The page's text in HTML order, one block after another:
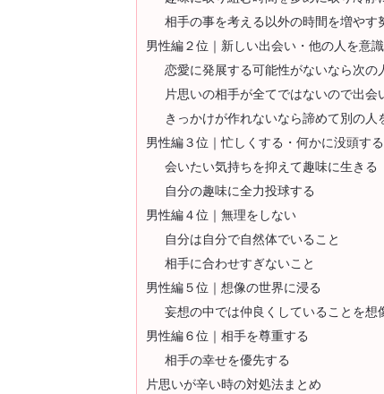
相手の事を考える以外の時間を増やす
男性編２位｜新しい出会い・他の人を意
恋愛に発展する可能性がないなら次の
片思いの相手が全てではないので出会
きっかけが作れないなら諦めて別の人
男性編３位｜忙しくする・何かに没頭する
会いたい気持ちを抑えて趣味に生きる
自分の趣味に全力投球する
男性編４位｜無理をしない
自分は自分で自然体でいること
相手に合わせすぎないこと
男性編５位｜想像の世界に浸る
妄想の中では仲良くしていることを想
男性編６位｜相手を尊重する
相手の幸せを優先する
片思いが辛い時の対処法まとめ